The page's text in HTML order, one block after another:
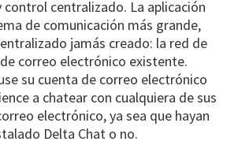
centralizado. La aplicación
de comunicación más grande,
jamás creado: la red de
correo electrónico existente.
su cuenta de correo electrónico
a chatear con cualquiera de sus
electrónico, ya sea que hayan
Delta Chat o no.